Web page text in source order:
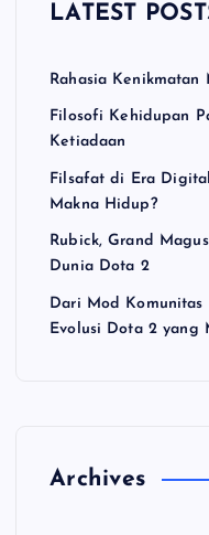
LATEST
Rahasia Kenikmatan
Filosofi Kehidupan
Ketiadaan
Filsafat di Era
Makna Hidup?
Rubick, Grand
Dunia Dota 2
Dari Mod Komunitas
Evolusi Dota 2 yang
Archives